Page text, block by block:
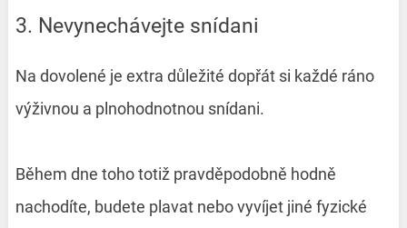
3. Nevynechávejte snídani
Na dovolené je extra důležité dopřát si každé ráno
výživnou a plnohodnotnou snídani.
Během dne toho totiž pravděpodobně hodně
nachodíte, budete plavat nebo vyvíjet jiné fyzické